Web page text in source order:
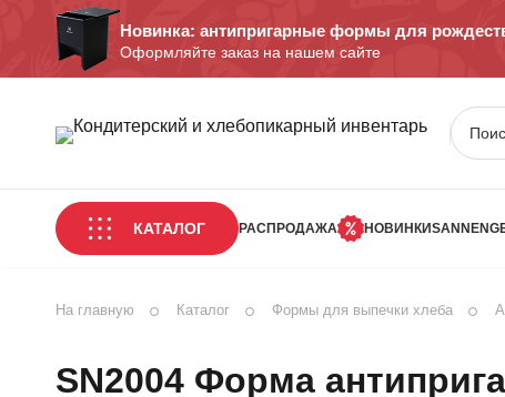
Новинка: антипригарные формы для
Оформляйте заказ на нашем сайте
КАТАЛОГ РАСПРОДАЖА НОВИНКИSANNENG
На главную Каталог Формы для выпечки хлеба
SN2004 Форма